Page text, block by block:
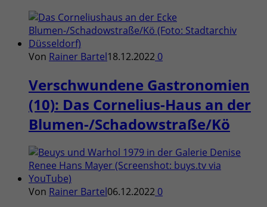
Von Rainer Bartel18.12.2022 0
Verschwundene Gastronomien
(10): Das Cornelius-Haus an der
Blumen-/Schadowstraße/Kö
Von Rainer Bartel06.12.2022 0